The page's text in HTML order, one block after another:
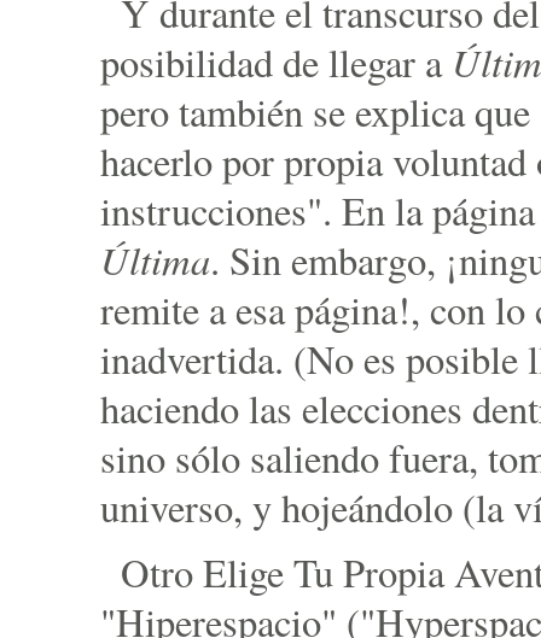
Y durante el transcurso
posibilidad de llegar a
pero también se explica
hacerlo por propia voluntad
instrucciones". En la
Última. Sin embargo,
remite a esa página!, con lo
inadvertida. (No es posible
haciendo las elecciones
sino sólo saliendo fuera,
universo, y hojeándolo (la
Otro Elige Tu Propia
"Hiperespacio"